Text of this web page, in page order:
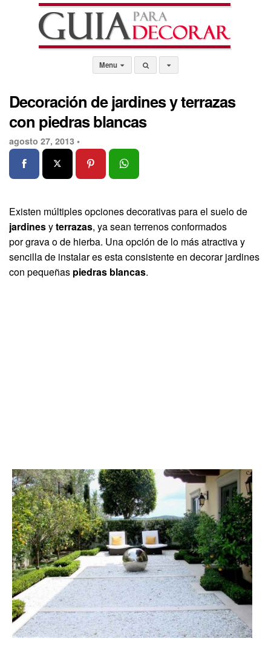
Menu
Decoración de jardines y terrazas
con piedras blancas
agosto 27, 2013 •
Existen múltiples opciones decorativas para el suelo de
jardinesyterrazas, ya sean terrenos conformados
por grava o de hierba. Una opción de lo más atractiva y
sencilla de instalar es esta consistente en decorar jardines
con pequeñas piedras blancas.